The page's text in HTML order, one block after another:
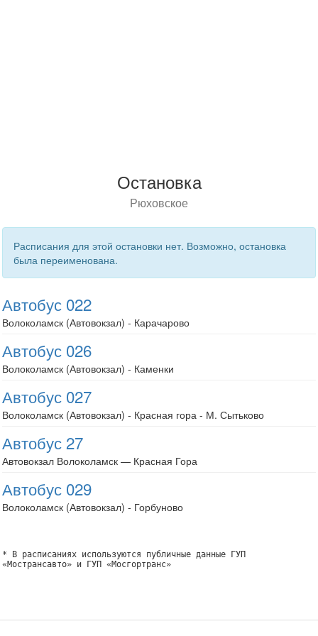
Остановка
Рюховское
Расписания для этой остановки нет. Возможно, остановка
была переименована.
Автобус 022
Волоколамск (Автовокзал) - Карачарово
Автобус 026
Волоколамск (Автовокзал) - Каменки
Автобус 027
Волоколамск (Автовокзал) - Красная гора - М. Сытьково
Автобус 27
Автовокзал Волоколамск — Красная Гора
Автобус 029
Волоколамск (Автовокзал) - Горбуново
* В расписаниях используются публичные данные ГУП
«Мострансавто» и ГУП «Мосгортранс»